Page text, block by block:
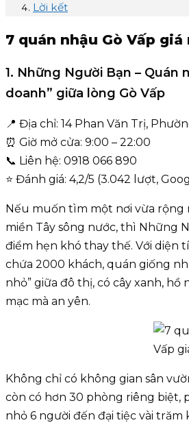
Lời kết
7 quán nhậu Gò Vấp giá
1. Những Người Bạn – Quán
doanh” giữa lòng Gò Vấp
📍 Địa chỉ: 14 Phan Văn Trị,
⏰ Giờ mở cửa: 9:00 – 22:00
📞 Liên hệ: 0918 066 890
⭐ Đánh giá: 4,2/5 (3.042 lượt,
Nếu muốn tìm một nơi vừa rộng
miền Tây sông nước, thì Những
điểm hẹn khó thay thế. Với diện
chứa 2000 khách, quán giống
nhỏ” giữa đô thị, có cây xanh, hồ
mạc mà an yên.
Không chỉ có không gian sân
còn có hơn 30 phòng riêng biệt,
nhỏ 6 người đến đại tiệc vài trăm